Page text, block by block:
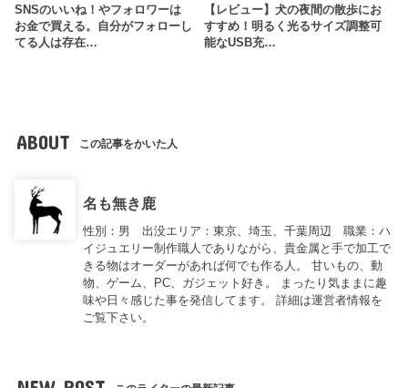
SNSのいいね！やフォロワーは
お金で買える。自分がフォローし
てる人は存在…
【レビュー】犬の夜間の散歩にお
すすめ！明るく光るサイズ調整可
能なUSB充…
ABOUT この記事をかいた人
名も無き鹿
性別：男 出没エリア：東京、埼玉、千葉周辺 職業：ハ
イジュエリー制作職人でありながら、貴金属と手で加工で
きる物はオーダーがあれば何でも作る人。 甘いもの、動
物、ゲーム、PC、ガジェット好き。 まったり気ままに趣
味や日々感じた事を発信してます。 詳細は運営者情報を
ご覧下さい。